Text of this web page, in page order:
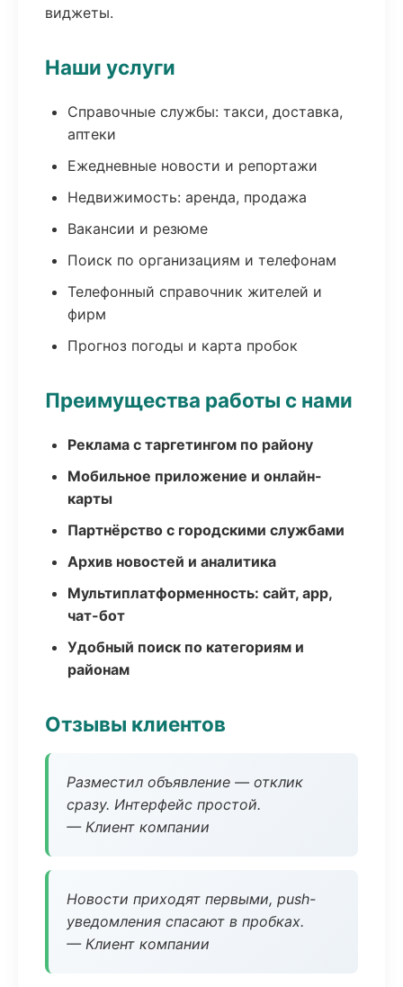
виджеты.
Наши услуги
Справочные службы: такси, доставка,
аптеки
Ежедневные новости и репортажи
Недвижимость: аренда, продажа
Вакансии и резюме
Поиск по организациям и телефонам
Телефонный справочник жителей и
фирм
Прогноз погоды и карта пробок
Преимущества работы с нами
Реклама с таргетингом по району
Мобильное приложение и онлайн-
карты
Партнёрство с городскими службами
Архив новостей и аналитика
Мультиплатформенность: сайт, app,
чат-бот
Удобный поиск по категориям и
районам
Отзывы клиентов
Разместил объявление — отклик
сразу. Интерфейс простой.
— Клиент компании
Новости приходят первыми, push-
уведомления спасают в пробках.
— Клиент компании